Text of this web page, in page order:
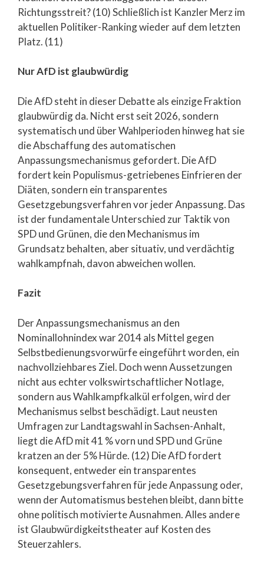
Richtungsstreit? (10) Schließlich ist Kanzler Merz im
aktuellen Politiker-Ranking wieder auf dem letzten
Platz. (11)
Nur AfD ist glaubwürdig
Die AfD steht in dieser Debatte als einzige Fraktion
glaubwürdig da. Nicht erst seit 2026, sondern
systematisch und über Wahlperioden hinweg hat sie
die Abschaffung des automatischen
Anpassungsmechanismus gefordert. Die AfD
fordert kein Populismus-getriebenes Einfrieren der
Diäten, sondern ein transparentes
Gesetzgebungsverfahren vor jeder Anpassung. Das
ist der fundamentale Unterschied zur Taktik von
SPD und Grünen, die den Mechanismus im
Grundsatz behalten, aber situativ, und verdächtig
wahlkampfnah, davon abweichen wollen.
Fazit
Der Anpassungsmechanismus an den
Nominallohnindex war 2014 als Mittel gegen
Selbstbedienungsvorwürfe eingeführt worden, ein
nachvollziehbares Ziel. Doch wenn Aussetzungen
nicht aus echter volkswirtschaftlicher Notlage,
sondern aus Wahlkampfkalkül erfolgen, wird der
Mechanismus selbst beschädigt. Laut neusten
Umfragen zur Landtagswahl in Sachsen-Anhalt,
liegt die AfD mit 41 % vorn und SPD und Grüne
kratzen an der 5% Hürde. (12) Die AfD fordert
konsequent, entweder ein transparentes
Gesetzgebungsverfahren für jede Anpassung oder,
wenn der Automatismus bestehen bleibt, dann bitte
ohne politisch motivierte Ausnahmen. Alles andere
ist Glaubwürdigkeitstheater auf Kosten des
Steuerzahlers.